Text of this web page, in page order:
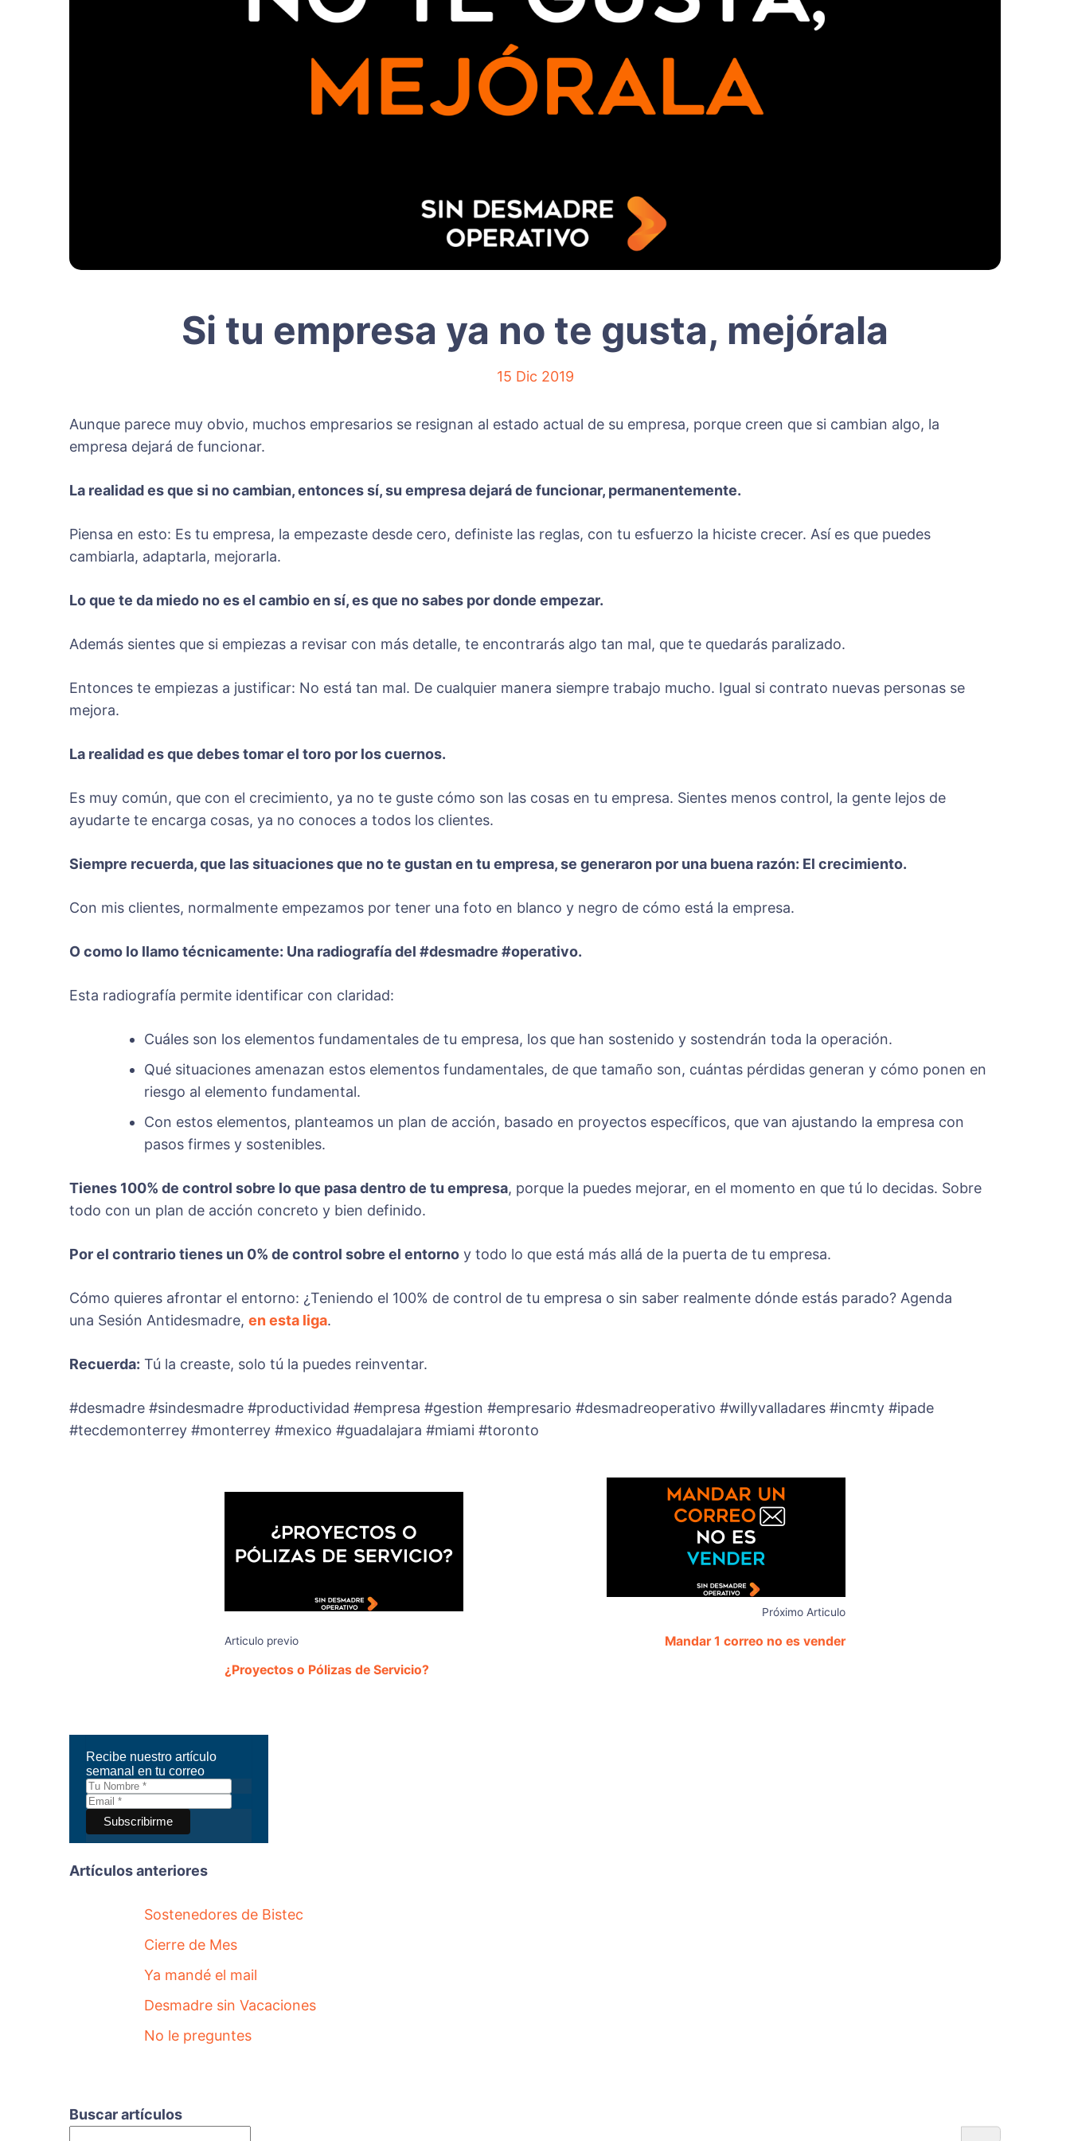
Si tu empresa ya no te gusta, mejórala
15 Dic 2019
Aunque parece muy obvio, muchos empresarios se resignan al estado actual de su empresa, porque creen que si cambian algo, la
empresa dejará de funcionar.
La realidad es que si no cambian, entonces sí, su empresa dejará de funcionar, permanentemente.
Piensa en esto: Es tu empresa, la empezaste desde cero, definiste las reglas, con tu esfuerzo la hiciste crecer. Así es que puedes
cambiarla, adaptarla, mejorarla.
Lo que te da miedo no es el cambio en sí, es que no sabes por donde empezar.
Además sientes que si empiezas a revisar con más detalle, te encontrarás algo tan mal, que te quedarás paralizado.
Entonces te empiezas a justificar: No está tan mal. De cualquier manera siempre trabajo mucho. Igual si contrato nuevas personas se
mejora.
La realidad es que debes tomar el toro por los cuernos.
Es muy común, que con el crecimiento, ya no te guste cómo son las cosas en tu empresa. Sientes menos control, la gente lejos de
ayudarte te encarga cosas, ya no conoces a todos los clientes.
Siempre recuerda, que las situaciones que no te gustan en tu empresa, se generaron por una buena razón: El crecimiento.
Con mis clientes, normalmente empezamos por tener una foto en blanco y negro de cómo está la empresa.
O como lo llamo técnicamente: Una radiografía del #desmadre #operativo.
Esta radiografía permite identificar con claridad:
Cuáles son los elementos fundamentales de tu empresa, los que han sostenido y sostendrán toda la operación.
Qué situaciones amenazan estos elementos fundamentales, de que tamaño son, cuántas pérdidas generan y cómo ponen en
riesgo al elemento fundamental.
Con estos elementos, planteamos un plan de acción, basado en proyectos específicos, que van ajustando la empresa con
pasos firmes y sostenibles.
Tienes 100% de control sobre lo que pasa dentro de tu empresa, porque la puedes mejorar, en el momento en que tú lo decidas. Sobre
todo con un plan de acción concreto y bien definido.
Por el contrario tienes un 0% de control sobre el entorno y todo lo que está más allá de la puerta de tu empresa.
Cómo quieres afrontar el entorno: ¿Teniendo el 100% de control de tu empresa o sin saber realmente dónde estás parado? Agenda
una Sesión Antidesmadre, en esta liga.
Recuerda: Tú la creaste, solo tú la puedes reinventar.
#desmadre #sindesmadre #productividad #empresa #gestion #empresario #desmadreoperativo #willyvalladares #incmty #ipade
#tecdemonterrey #monterrey #mexico #guadalajara #miami #toronto
Articulo previo
¿Proyectos o Pólizas de Servicio?
Próximo Articulo
Mandar 1 correo no es vender
Recibe nuestro artículo
semanal en tu correo
Artículos anteriores
Sostenedores de Bistec
Cierre de Mes
Ya mandé el mail
Desmadre sin Vacaciones
No le preguntes
Buscar artículos